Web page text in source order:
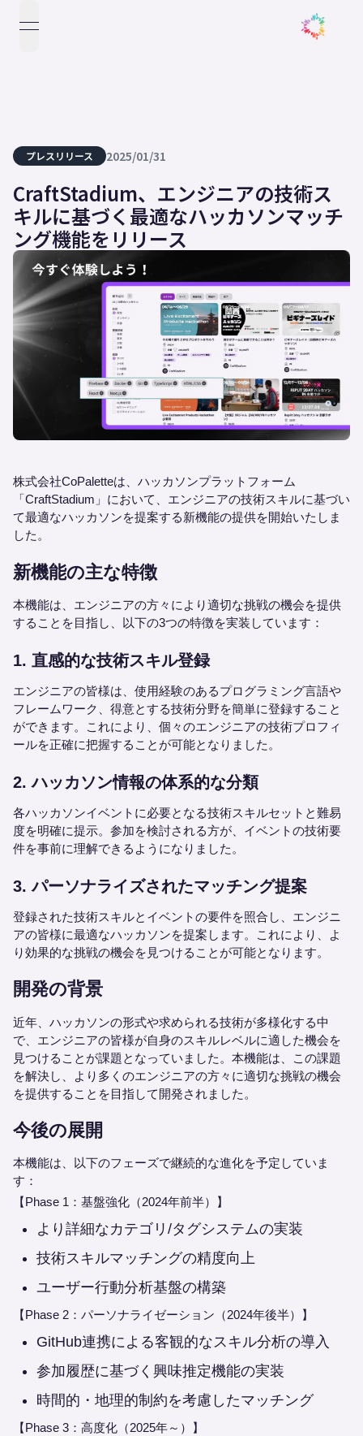
open navigation menu
プレスリリース 2025/01/31
CraftStadium、エンジニアの技術ス
キルに基づく最適なハッカソンマッチ
ング機能をリリース
株式会社CoPaletteは、ハッカソンプラットフォーム
「CraftStadium」において、エンジニアの技術スキルに基づい
て最適なハッカソンを提案する新機能の提供を開始いたしま
した。
新機能の主な特徴
本機能は、エンジニアの方々により適切な挑戦の機会を提供
することを目指し、以下の3つの特徴を実装しています：
1. 直感的な技術スキル登録
エンジニアの皆様は、使用経験のあるプログラミング言語や
フレームワーク、得意とする技術分野を簡単に登録すること
ができます。これにより、個々のエンジニアの技術プロフィ
ールを正確に把握することが可能となりました。
2. ハッカソン情報の体系的な分類
各ハッカソンイベントに必要となる技術スキルセットと難易
度を明確に提示。参加を検討される方が、イベントの技術要
件を事前に理解できるようになりました。
3. パーソナライズされたマッチング提案
登録された技術スキルとイベントの要件を照合し、エンジニ
アの皆様に最適なハッカソンを提案します。これにより、よ
り効果的な挑戦の機会を見つけることが可能となります。
開発の背景
近年、ハッカソンの形式や求められる技術が多様化する中
で、エンジニアの皆様が自身のスキルレベルに適した機会を
見つけることが課題となっていました。本機能は、この課題
を解決し、より多くのエンジニアの方々に適切な挑戦の機会
を提供することを目指して開発されました。
今後の展開
本機能は、以下のフェーズで継続的な進化を予定していま
す：
【Phase 1：基盤強化（2024年前半）】
より詳細なカテゴリ/タグシステムの実装
技術スキルマッチングの精度向上
ユーザー行動分析基盤の構築
【Phase 2：パーソナライゼーション（2024年後半）】
GitHub連携による客観的なスキル分析の導入
参加履歴に基づく興味推定機能の実装
時間的・地理的制約を考慮したマッチング
【Phase 3：高度化（2025年～）】